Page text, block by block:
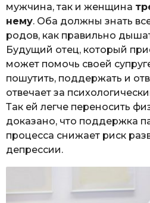
мужчина, так и женщина
нему. Оба должны знать
родов, как правильно
Будущий отец, который
может помочь своей
пошутить, поддержать и
отвечает за
Так ей легче переносить
доказано, что поддержка
процесса снижает риск
депрессии.